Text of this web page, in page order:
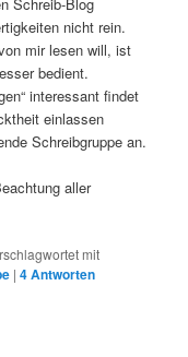
nicht rein.
mir lesen will, ist
bedient.
interessant findet
einlassen
Schreibgruppe an.
aller
mit
|4Antworten